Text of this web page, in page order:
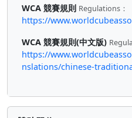
WCA 競賽規則 Regulations：
https://
WCA 競賽規則(中文版)
https://
nslations/chinese-